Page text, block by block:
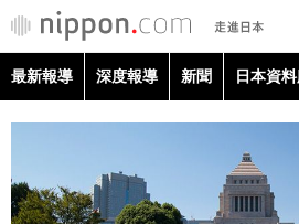
最新報導
最新報導 深度報導 新聞 日本資